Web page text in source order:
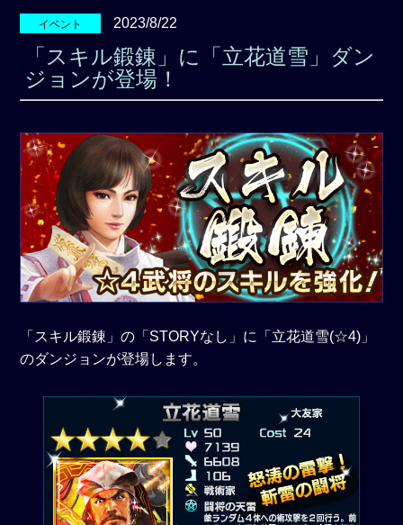
イベント 2023/8/22
「スキル鍛錬」に「立花道雪」ダン
ジョンが登場！
「スキル鍛錬」の「STORYなし」に「立花道雪(☆4)」
のダンジョンが登場します。